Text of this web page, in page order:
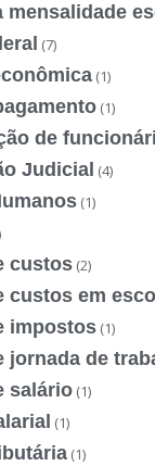
mensalidade
(7)
(1)
(1)
de
Judicial (4)
(1)
custos (2)
custos em
impostos (1)
jornada de
salário (1)
(1)
(1)